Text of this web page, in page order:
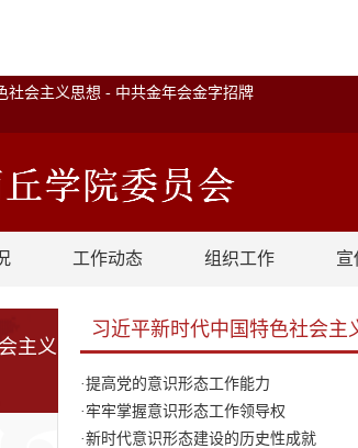
社会主义思想 - 中共金年会金字招牌
工作动态 组织工作 宣
主义
习近平新时代中国特色社会主
·提高党的意识形态工作能力
·牢牢掌握意识形态工作领导权
·新时代意识形态建设的历史性成就